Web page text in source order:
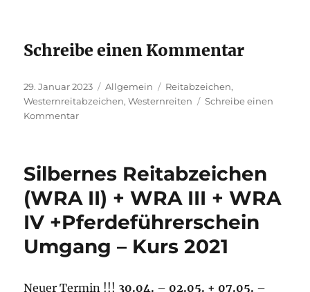
Schreibe einen Kommentar
Veröffentlicht
am
29. Januar 2023 Kategorien
Allgemein Schlagwörter
Reitabzeichen,
Westernreitabzeichen,Westernreiten
Schreibe einen
Kommentarzu
Kurs
Silbernes Reitabzeichen
(WRA II) + WRA III + WRA
IV +Pferdeführerschein
Umgang – Kurs 2021
Neuer Termin !!! 30.04. – 02.05. + 07.05. –